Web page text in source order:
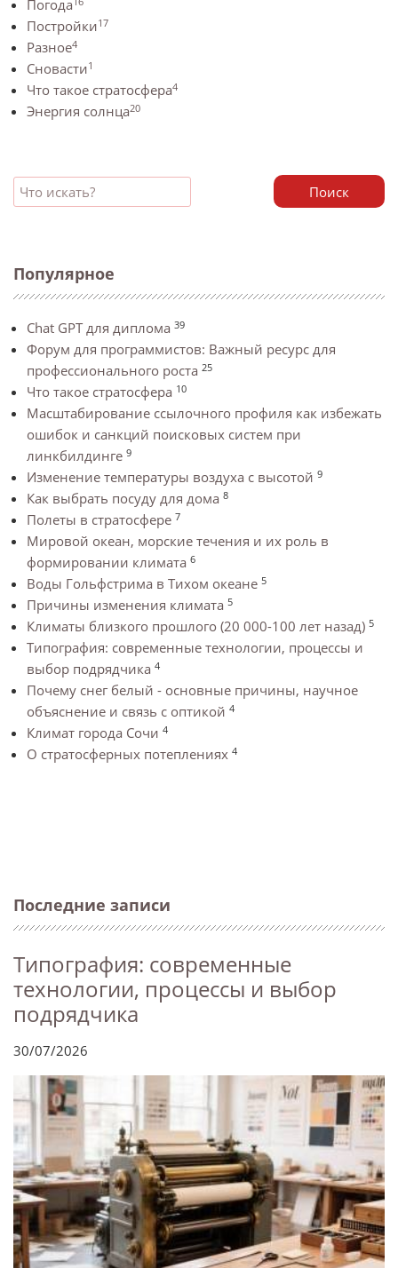
Погода
Постройки17
Разное4
Сновасти1
Что такое стратосфера4
Энергия солнца20
Поиск
Популярное
Chat GPT для диплома 39
Форум для программистов: Важный ресурс для
профессионального роста 25
Что такое стратосфера 10
Масштабирование ссылочного профиля как избежать
ошибок и санкций поисковых систем при
линкбилдинге 9
Изменение температуры воздуха с высотой 9
Как выбрать посуду для дома 8
Полеты в стратосфере 7
Мировой океан, морские течения и их роль в
формировании климата 6
Воды Гольфстрима в Тихом океане 5
Причины изменения климата 5
Климаты близкого прошлого (20 000-100 лет назад) 5
Типография: современные технологии, процессы и
выбор подрядчика 4
Почему снег белый - основные причины, научное
объяснение и связь с оптикой 4
Климат города Сочи 4
О стратосферных потеплениях 4
Последние записи
Типография: современные
технологии, процессы и выбор
подрядчика
30/07/2026